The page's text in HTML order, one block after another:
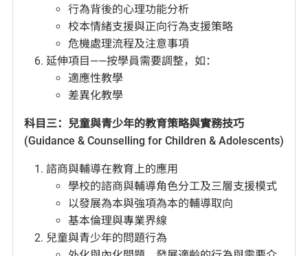
行為背後的心理功能分析
校本情緒支援與正向行為支援策略
危機處理流程及注意事項
延伸項目——按學員需要調整，如：
適應性教學
差異化教學
科目三：兒童與青少年的教育策略與實務技巧
(Guidance & Counselling for Children & Adolescents)
諮商與輔導在教育上的應用
學校的諮商與輔導角色分工及三層支援模式
以發展為本與強項為本的輔導取向
基本倫理與專業界線
兒童與青少年的問題行為